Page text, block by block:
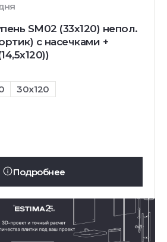
SM02 (33x120) непол.
с насечками +
30x120
Подробнее